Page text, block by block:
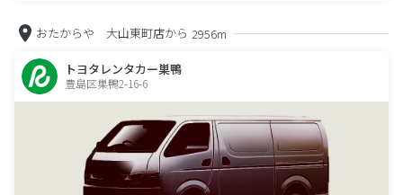
おたからや 大山東町店から 2956m
トヨタレンタカー巣鴨
豊島区巣鴨2-16-6